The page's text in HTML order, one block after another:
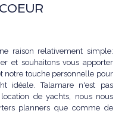
raison relativement simple:
et souhaitons vous apporter
notre touche personnelle pour
idéale. Talamare n'est pas
de yachts, nous nous
planners que comme de